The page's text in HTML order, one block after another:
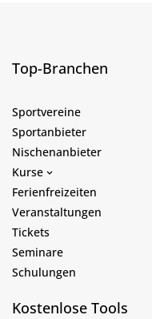
Top-Branchen
Sportvereine
Sportanbieter
Nischenanbieter
Kurse
Ferienfreizeiten
Veranstaltungen
Tickets
Seminare
Schulungen
Kostenlose Tools